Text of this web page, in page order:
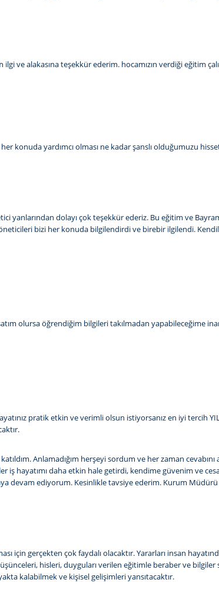
ve alakasına teşekkür ederim. hocamızın verdiği eğitim
her konuda yardımcı olması ne kadar şanslı olduğumuzu
yanlarından dolayı çok teşekkür ederiz. Bu eğitim ve
bizi her konuda bilgilendirdi ve birebir ilgilendi.
olursa öğrendiğim bilgileri takılmadan yapabileceğime
pratik etkin ve verimli olsun istiyorsanız en iyi tercih
Anlamadığım herşeyi sordum ve her zaman
iş hayatımı daha etkin hale getirdi, kendime güvenim ve
devam ediyorum. Kesinlikle tavsiye ederim. Kurum
için gerçekten çok faydalı olacaktır. Yararları insan
hisleri, duyguları verilen eğitimle beraber ve
kalabilmek ve kişisel gelişimleri yansıtacaktır.